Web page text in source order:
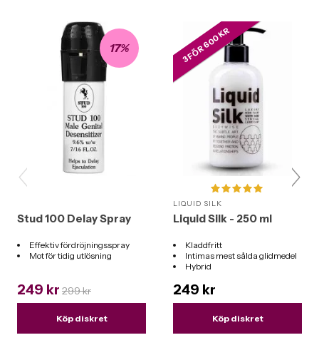
17%
Stud 100 Delay Spray
Effektiv fördröjningsspray
Mot för tidig utlösning
249 kr 299 kr
Köp diskret
3 FÖR 600 KR
LIQUID SILK
Liquid Silk - 250 ml
Kladdfritt
Intimas mest sålda glidmedel
Hybrid
249 kr
Köp diskret